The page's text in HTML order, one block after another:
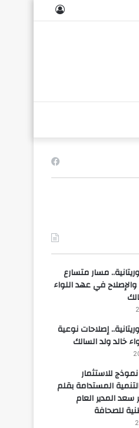
تسجيل
مسار متسارع
في عهد اللواء
إصلاحات نوعية
خالد ولد السالك
للاستثمار
المستدامة بقلم
المدير العام
للصحافة